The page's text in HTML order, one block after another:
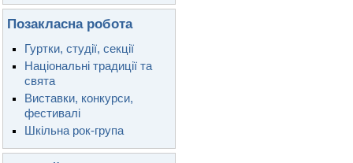
Позакласна робота
Гуртки, студії, секції
Національні традиції та
свята
Виставки, конкурси,
фестивалі
Шкільна рок-група